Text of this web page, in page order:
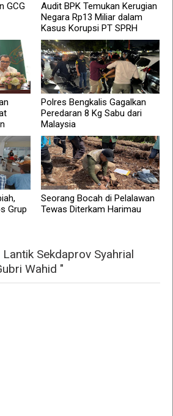
GCG
Audit BPK Temukan Kerugian
Negara Rp13 Miliar dalam
Kasus Korupsi PT SPRH
Polres Bengkalis Gagalkan
Peredaran 8 Kg Sabu dari
Malaysia
Grup
Seorang Bocah di Pelalawan
Tewas Diterkam Harimau
Sekdaprov Syahrial
Wahid "